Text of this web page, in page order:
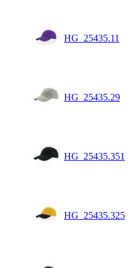
HG_25435.11
HG_25435.29
HG_25435.351
HG_25435.325